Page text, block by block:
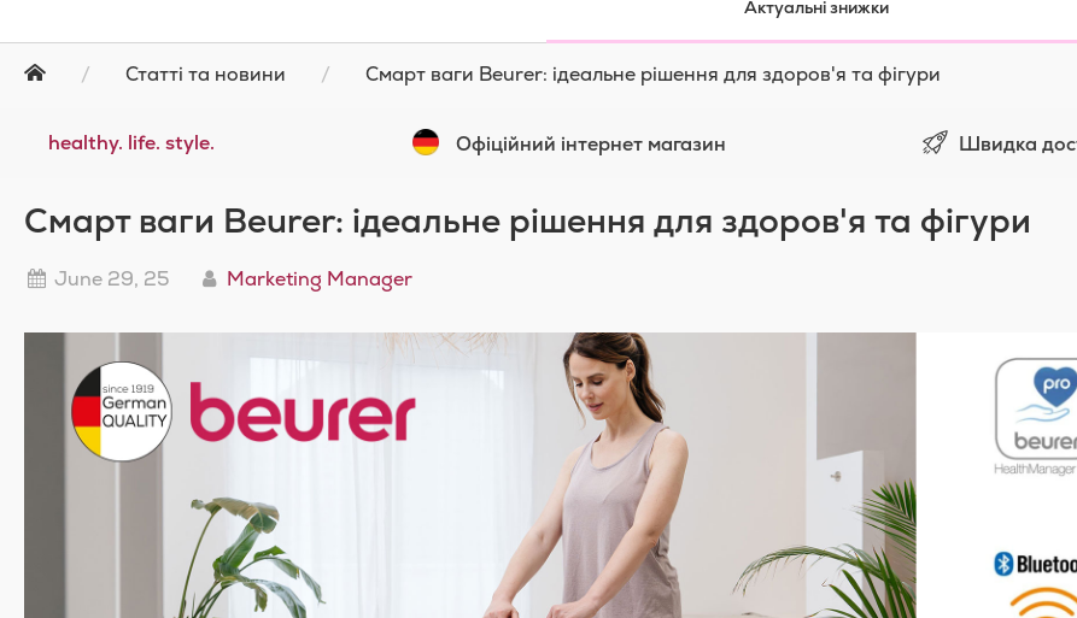
Актуальні знижки
Статті та новини Смарт ваги Beurer: ідеальне рішення для здоров'я та фігури
healthy. life. style. Офіційний інтернет магазин Швидка
Смарт ваги Beurer: ідеальне рішення для здоров'я та фігури
June 29, 25 Marketing Manager